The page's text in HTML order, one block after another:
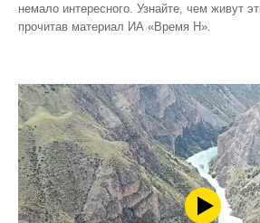
немало интересного. Узнайте, чем живут
прочитав материал ИА «Время Н».